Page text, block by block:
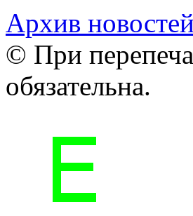
Архив новостей
© При
обязательна.